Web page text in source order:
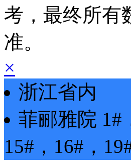
考，最终所有
准。
×
浙江省内
菲郦雅院 1#
15#，16#，